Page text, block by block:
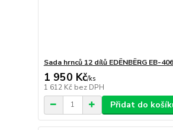
Sada hrnců 12 dílů EDËNBËRG EB-
1 950 Kč/ks
1 612 Kč bez DPH
Přidat do